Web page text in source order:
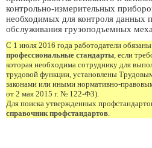
контрольно-измерительных
необходимых для контроля данных
обслуживания грузоподъемных
С 1 июля 2016 года работодатели
профессиональные стандарты, если
которая необходима сотруднику для
трудовой функции, установлены
законами или иными нормативно-
от 2 мая 2015 г. № 122-ФЗ).
Для поиска утвержденных
справочник профстандартов.